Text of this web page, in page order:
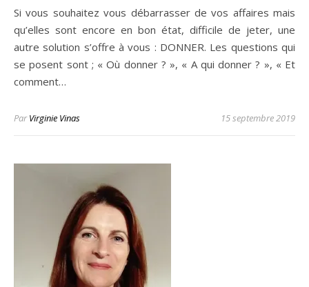
Si vous souhaitez vous débarrasser de vos affaires mais
qu’elles sont encore en bon état, difficile de jeter, une
autre solution s’offre à vous : DONNER. Les questions qui
se posent sont ; « Où donner ? », « A qui donner ? », « Et
comment…
ParVirginie Vinas 15 septembre 2019